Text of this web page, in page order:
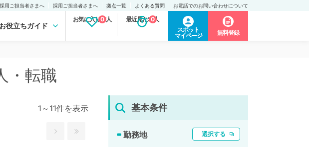
用ご担当者さまへ 採用ご担当者さまへ 拠点一覧 よくある質問 お電話でのお問い合わせについて
お役立ちガイド
お気に入り求人
0 最近見た求人
0
スポット
マイページ
無料登録
・転職
1～11件を表示 基本条件
勤務地 選択する